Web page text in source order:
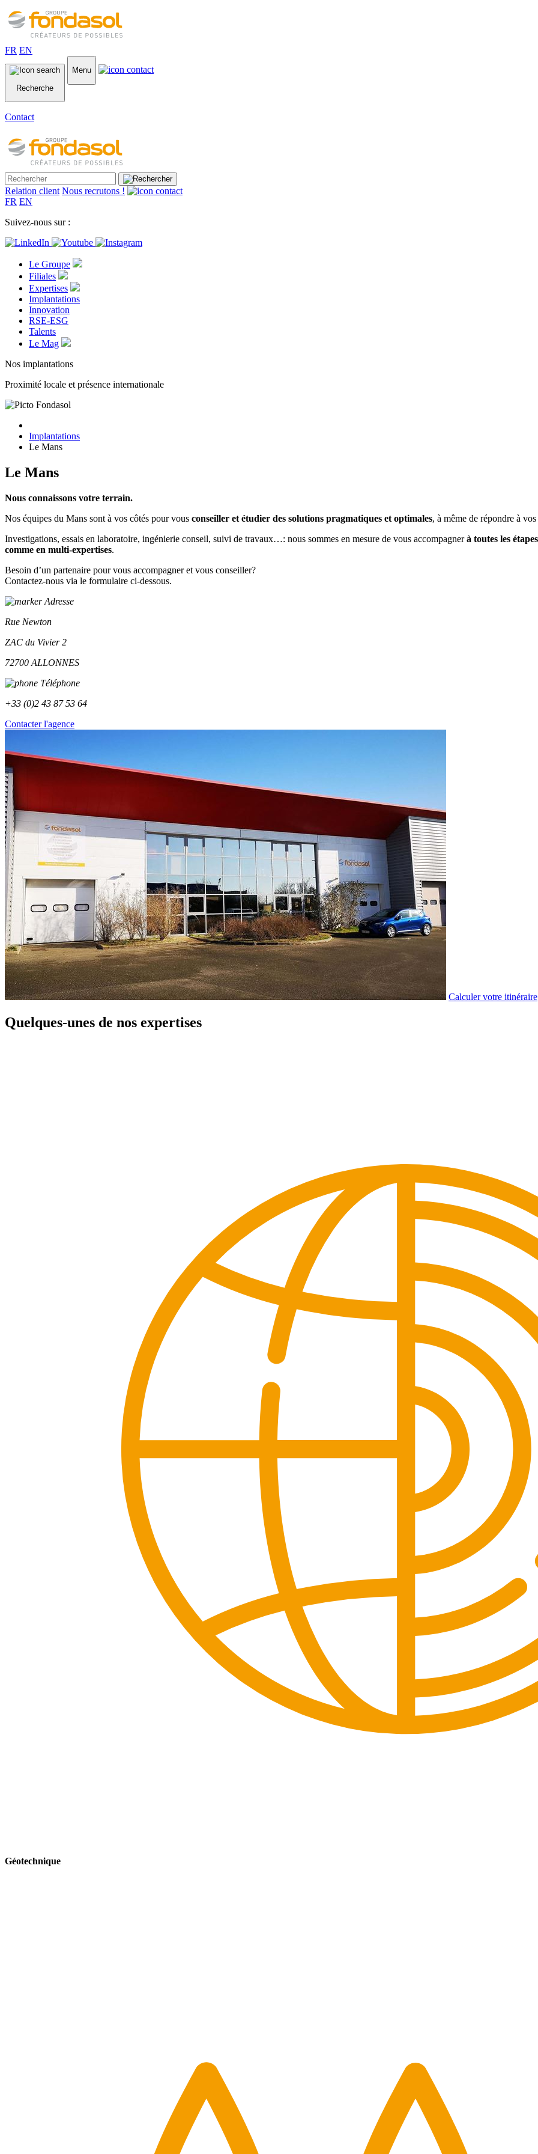
FR EN
Recherche
Menu
Contact
Relation client Nous recrutons !
FR EN
Suivez-nous sur :
Le Groupe
Filiales
Expertises
Implantations
Innovation
RSE-ESG
Talents
Le Mag
Nos implantations
Proximité locale et présence internationale
Implantations
Le Mans
Le Mans
Nous connaissons votre terrain.
Nos équipes du Mans sont à vos côtés pour vous conseiller et étudier des solutions pragmatiques et optimales, à même de répondre à
Investigations, essais en laboratoire, ingénierie conseil, suivi de travaux…: nous sommes en mesure de vous accompagnerà toutes les
comme en multi-expertises.
Besoin d’un partenaire pour vous accompagner et vous conseiller?
Contactez-nous via le formulaire ci-dessous.
Adresse
Rue Newton
ZAC du Vivier 2
72700 ALLONNES
Téléphone
+33 (0)2 43 87 53 64
Contacter l'agence
Calculer votre itinéraire
Quelques-unes de nos expertises
Géotechnique